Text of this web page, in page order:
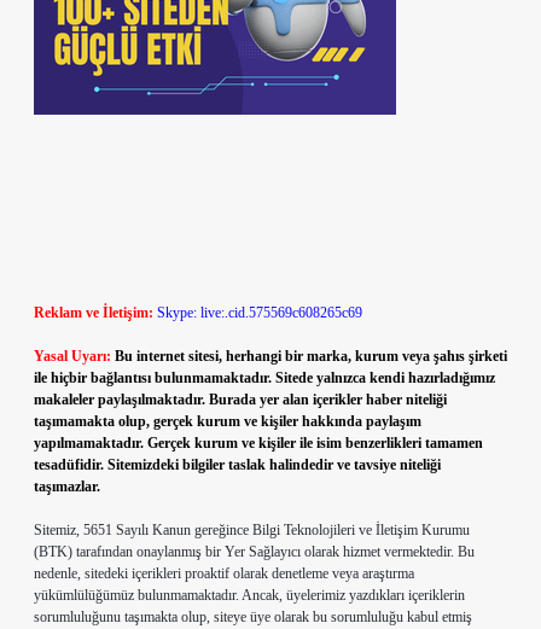
Reklam ve İletişim: Skype: live:.cid.575569c608265c69
Yasal Uyarı: Bu internet sitesi, herhangi bir marka, kurum veya şahıs şirketi
ile hiçbir bağlantısı bulunmamaktadır. Sitede yalnızca kendi hazırladığımız
makaleler paylaşılmaktadır. Burada yer alan içerikler haber niteliği
taşımamakta olup, gerçek kurum ve kişiler hakkında paylaşım
yapılmamaktadır. Gerçek kurum ve kişiler ile isim benzerlikleri tamamen
tesadüfidir. Sitemizdeki bilgiler taslak halindedir ve tavsiye niteliği
taşımazlar.
Sitemiz, 5651 Sayılı Kanun gereğince Bilgi Teknolojileri ve İletişim Kurumu
(BTK) tarafından onaylanmış bir Yer Sağlayıcı olarak hizmet vermektedir. Bu
nedenle, sitedeki içerikleri proaktif olarak denetleme veya araştırma
yükümlülüğümüz bulunmamaktadır. Ancak, üyelerimiz yazdıkları içeriklerin
sorumluluğunu taşımakta olup, siteye üye olarak bu sorumluluğu kabul etmiş